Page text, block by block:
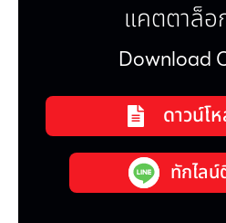
แคตตาล็อ
Download
ดาวน์โ
ทักไลน์